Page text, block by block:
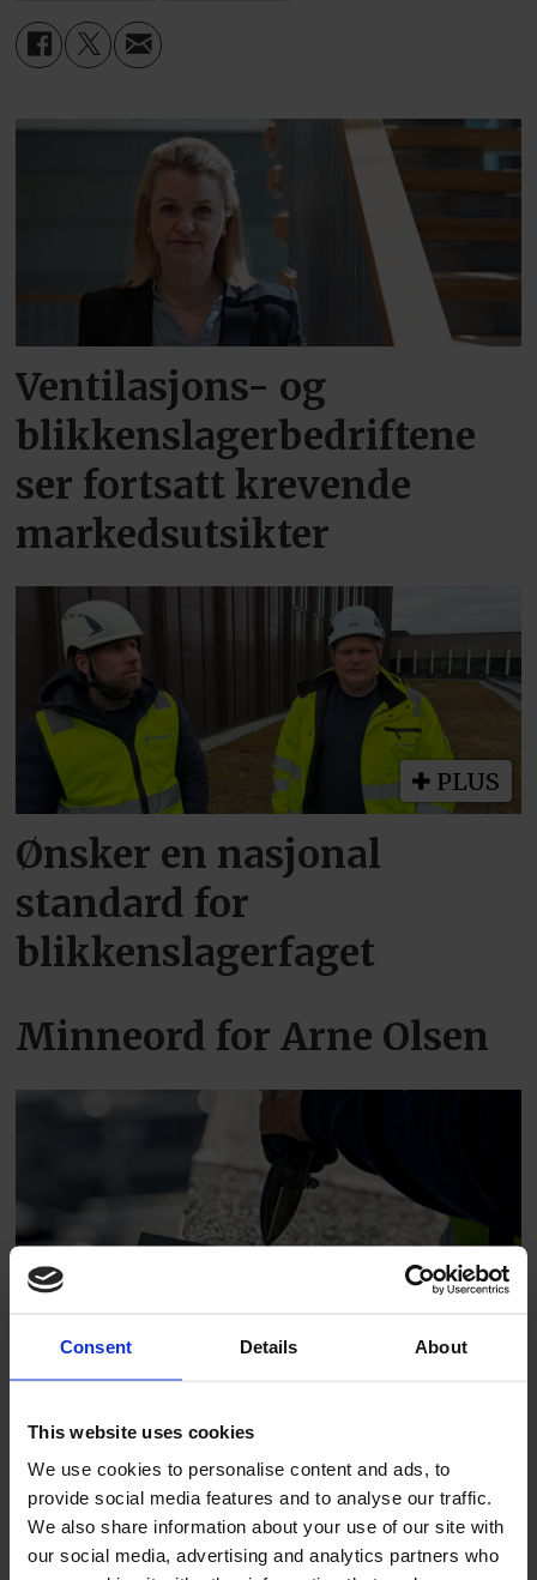
Consent Details About
This website uses cookies
We use cookies to personalise content and ads, to
provide social media features and to analyse our traffic.
We also share information about your use of our site with
our social media, advertising and analytics partners who
Ventilasjons- og
blikkenslagerbedriftene
ser fortsatt krevende
markedsutsikter
PLUS
Ønsker en nasjonal
standard for
blikkenslagerfaget
Minneord for Arne Olsen
PLUS
Én konkurs og seks